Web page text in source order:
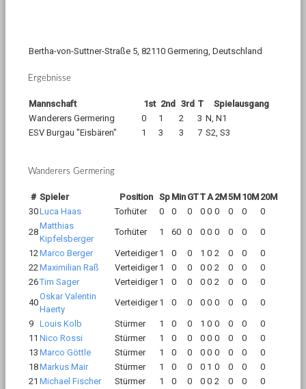
Bertha-von-Suttner-Straße 5, 82110 Germering, Deutschland
Ergebnisse
Mannschaft 1st 2nd 3rd T
Spielausgang
Wanderers Germering
0 1 2 3 N, N1
ESV Burgau "Eisbären"
1 3 3 7 S2, S3
Wanderers Germering
# Spieler Position Sp Min GTTA 2M5M 10M 20M
30Luca Haas Torhüter 0 0 0 0 0 0 0 0
0
28
Matthias
Kipfelsberger
Torhüter 1 60 0 0 0 0 0 0 0
12 Marco Berger Verteidiger 1 0 0 1 0 2 0 0
0
22 Maximilian Raß Verteidiger 1 0 0 0 0 2 0 0
0
26Tim Sager Verteidiger 1 0 0 0 0 2 0 0
0
40
Oskar Valentin
Haerty
Verteidiger 1 0 0 0 0 0 0 0 0
9 Louis Kolb Stürmer 1 0 0 1 0 0 0 0
0
11 Nico Rossi Stürmer 1 0 0 0 0 0 0 0
0
13 Marco Göttle Stürmer 1 0 0 0 0 0 0 0
0
18Markus Mair Stürmer 1 0 0 0 1 0 0 0
0
21 Michael Fischer Stürmer 1 0 0 0 0 2 0 0
0